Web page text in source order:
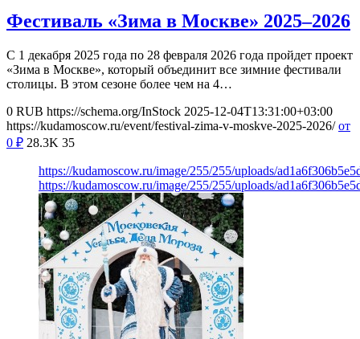
Фестиваль «Зима в Москве» 2025–2026
С 1 декабря 2025 года по 28 февраля 2026 года пройдет проект
«Зима в Москве», который объединит все зимние фестивали
столицы. В этом сезоне более чем на 4…
0 RUB https://schema.org/InStock 2025-12-04T13:31:00+03:00
https://kudamoscow.ru/event/festival-zima-v-moskve-2025-2026/ от
0 ₽ 28.3K 35
https://kudamoscow.ru/image/255/255/uploads/
https://kudamoscow.ru/image/255/255/uploads/